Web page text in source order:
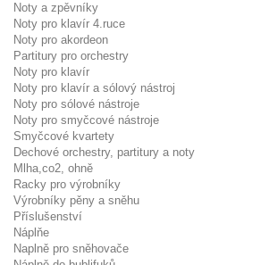
Noty a zpěvníky
Noty pro klavír 4.ruce
Noty pro akordeon
Partitury pro orchestry
Noty pro klavír
Noty pro klavír a sólový nástroj
Noty pro sólové nástroje
Noty pro smyčcové nástroje
Smyčcové kvartety
Dechové orchestry, partitury a noty
Mlha,co2, ohně
Racky pro výrobníky
Výrobníky pěny a sněhu
Příslušenství
Náplňe
Naplně pro sněhovače